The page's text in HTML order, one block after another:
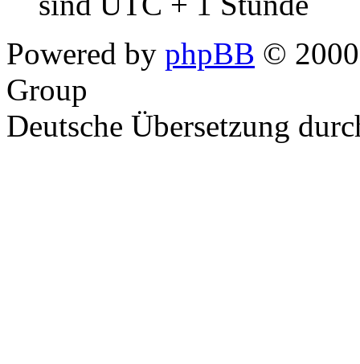
Powered by phpBB ©
Group
Deutsche Übersetzung